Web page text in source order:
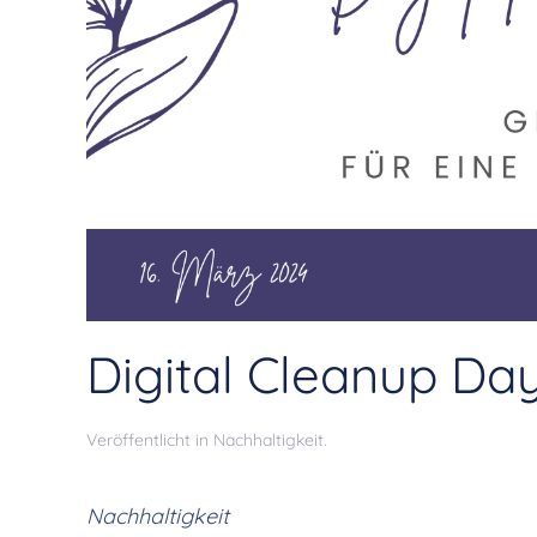
Digital Cleanup
Veröffentlicht in Nachhaltigkeit.
Nachhaltigkeit